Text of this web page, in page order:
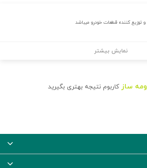
و توزیع کننده قطعات خودرو میباشد
نمایش بیشتر
ساز کاربوم نتیجه بهتری بگیرید